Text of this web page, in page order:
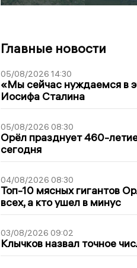
Главные новости
05/08/2026 14:30
«Мы сейчас нуждаемся в
Иосифа Сталина
05/08/2026 08:30
Орёл празднует 460-
сегодня
04/08/2026 08:30
Топ-10 мясных гигантов
всех, а кто ушел в минус
03/08/2026 09:02
Клычков назвал точное